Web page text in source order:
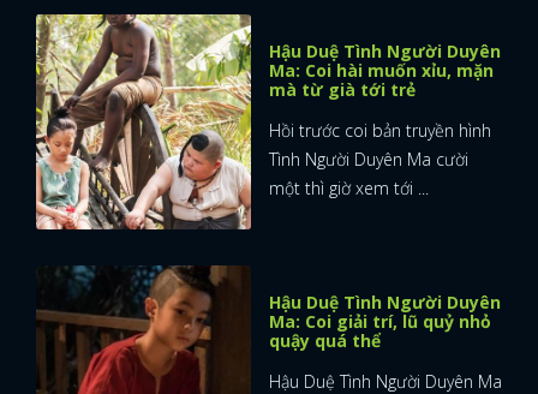
Hậu Duệ Tình Người Duyên
Ma: Coi hài muốn xỉu, mặn
mà từ già tới trẻ
Hồi trước coi bản truyền hình
Tình Người Duyên Ma cười
một thì giờ xem tới ...
Hậu Duệ Tình Người Duyên
Ma: Coi giải trí, lũ quỷ nhỏ
quậy quá thể
Hậu Duệ Tình Người Duyên Ma